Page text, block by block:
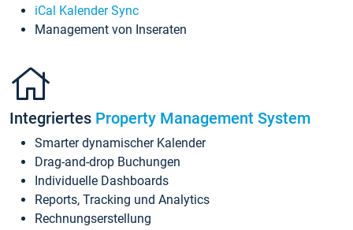
iCal Kalender Sync
Management von Inseraten
Integriertes Property Management System
Smarter dynamischer Kalender
Drag-and-drop Buchungen
Individuelle Dashboards
Reports, Tracking und Analytics
Rechnungserstellung